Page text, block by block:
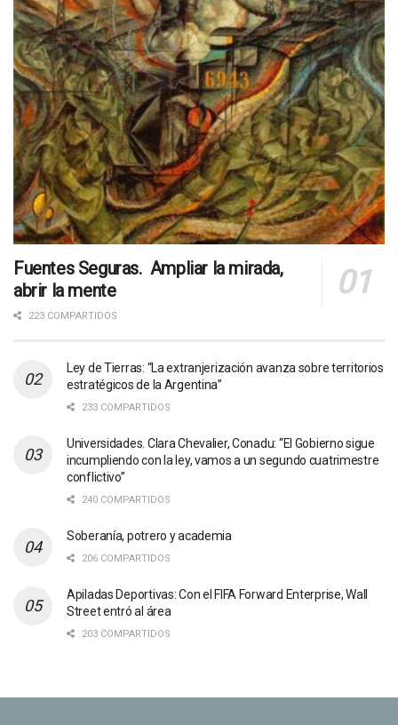
Fuentes Seguras. Ampliar la mirada,
abrir la mente
223 COMPARTIDOS
Ley de Tierras: “La extranjerización avanza sobre territorios
estratégicos de la Argentina”
233 COMPARTIDOS
Universidades. Clara Chevalier, Conadu: “El Gobierno sigue
incumpliendo con la ley, vamos a un segundo cuatrimestre
conflictivo”
240 COMPARTIDOS
Soberanía, potrero y academia
206 COMPARTIDOS
Apiladas Deportivas: Con el FIFA Forward Enterprise, Wall
Street entró al área
203 COMPARTIDOS